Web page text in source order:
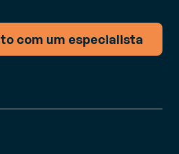
com um especialista